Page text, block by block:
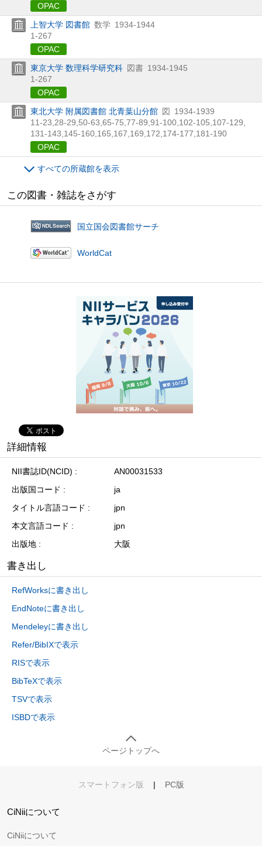
OPAC
上智大学 図書館 数学 1934-1944
1-267
OPAC
東京大学 数理科学研究科 図書 1934-1945
1-267
OPAC
東北大学 附属図書館 北青葉山分館 図 1934-1939
11-23, 28-29, 50-63, 65-75, 77-89, 91-100, 102-105, 107-129,
131-143, 145-160, 165, 167, 169, 172, 174-177, 181-190
OPAC
すべての所蔵館を表示
この図書・雑誌をさがす
国立国会図書館サーチ
WorldCat
詳細情報
NII書誌ID(NCID)
AN00031533
出版国コード
ja
タイトル言語コード
jpn
本文言語コード
jpn
出版地
大阪
書き出し
RefWorksに書き出し
EndNoteに書き出し
Mendeleyに書き出し
Refer/BibIXで表示
RISで表示
BibTeXで表示
TSVで表示
ISBDで表示
ページトップへ
スマートフォン版 | PC版
CiNiiについて
CiNiiについて